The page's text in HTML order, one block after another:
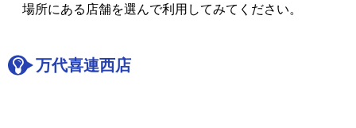
場所にある店舗を選んで利用してみてください。
万代喜連西店